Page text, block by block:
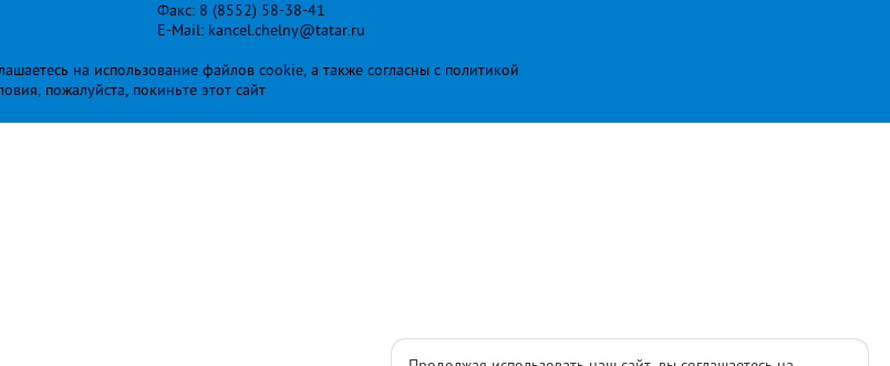
Факс: 8 (8552) 58-38-41
E-Mail: kancel.chelny@tatar.ru
на использование файлов cookie, а также согласны с политикой
пожалуйста, покиньте этот сайт